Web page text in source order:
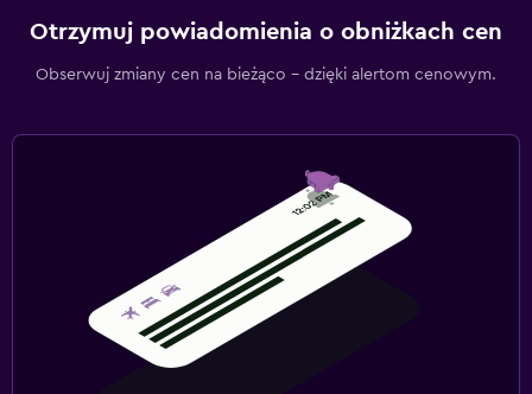
Otrzymuj powiadomienia o obniżkach cen
Obserwuj zmiany cen na bieżąco – dzięki alertom cenowym.